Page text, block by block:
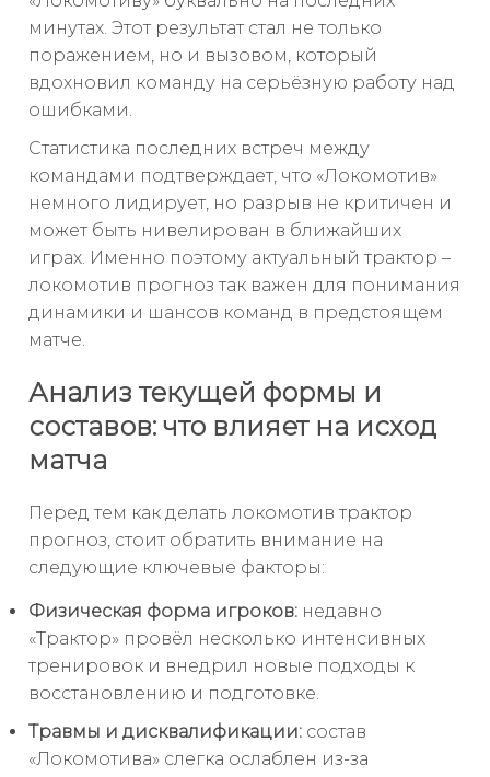
минутах. Этот результат стал не только
поражением, но и вызовом, который
вдохновил команду на серьёзную работу над
ошибками.
Статистика последних встреч между
командами подтверждает, что «Локомотив»
немного лидирует, но разрыв не критичен и
может быть нивелирован в ближайших
играх. Именно поэтому актуальный трактор –
локомотив прогноз так важен для понимания
динамики и шансов команд в предстоящем
матче.
Анализ текущей формы и
составов: что влияет на исход
матча
Перед тем как делать локомотив трактор
прогноз, стоит обратить внимание на
следующие ключевые факторы:
Физическая форма игроков: недавно
«Трактор» провёл несколько интенсивных
тренировок и внедрил новые подходы к
восстановлению и подготовке.
Травмы и дисквалификации: состав
«Локомотива» слегка ослаблен из-за